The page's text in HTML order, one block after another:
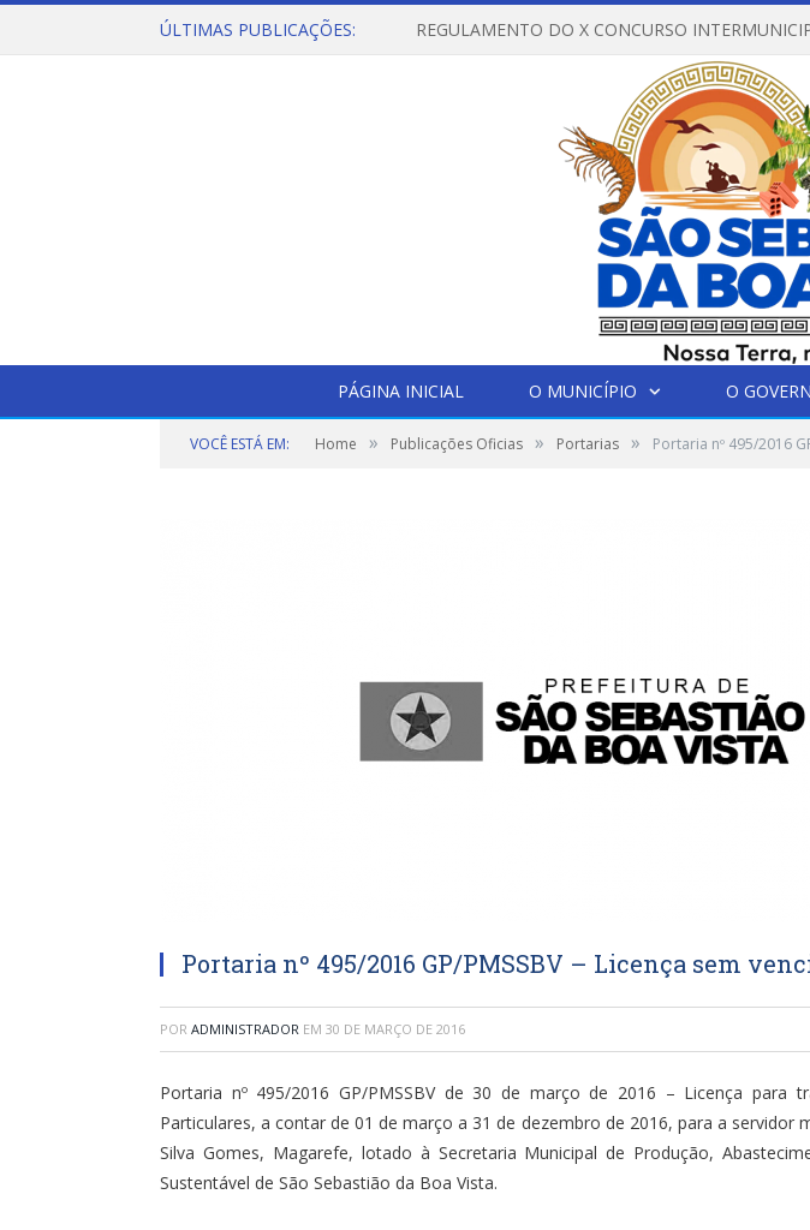
ÚLTIMAS PUBLICAÇÕES:
PÁGINA INICIAL O MUNICÍPIO O
VOCÊ ESTÁ EM: Home » Publicações Oficias » Portarias » Portaria nº 495/2016
Portaria nº 495/2016 GP/PMSSBV – Licença sem
POR ADMINISTRADOR EM 30 DE MARÇO DE 2016
Portaria nº 495/2016 GP/PMSSBV de 30 de março de 2016 – Licença para
Particulares, a contar de 01 de março a 31 de dezembro de 2016, para a servidor
Silva Gomes, Magarefe, lotado à Secretaria Municipal de Produção,
Sustentável de São Sebastião da Boa Vista.